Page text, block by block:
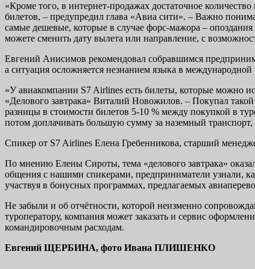
«Кроме того, в интернет-продажах достаточное
билетов, – предупредил глава «Авиа сити». – Важно
самые дешевые, которые в случае форс-мажора –
можете сменить дату вылета или направление, с
Евгений Анисимов рекомендовал собравшимся
а ситуация осложняется незнанием языка в международной
«У авиакомпании S7 Airlines есть билеты, которые можно
«Делового завтрака» Виталий Новожилов. – Покупал такой
разницы в стоимости билетов 5-10 % между покупкой в
потом доплачивать большую сумму за наземный транспорт,
Спикер от S7 Airlines Елена Гребенникова, старший
По мнению Елены Сироты, тема «делового завтрака»
общения с нашими спикерами, предприниматели узнали,
участвуя в бонусных программах, предлагаемых
Не забыли и об отчётности, которой неизменно
туроператору, компания может заказать и сервис
командировочным расходам.
Евгений ЩЕРБИНА, фото Ивана ПЛИШЕНКО